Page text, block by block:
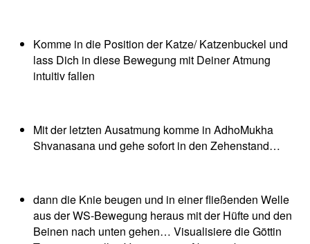
Komme in die Position der Katze/ Katzenbuckel und
lass Dich in diese Bewegung mit Deiner Atmung
intuitiv fallen
Mit der letzten Ausatmung komme in AdhoMukha
Shvanasana und gehe sofort in den Zehenstand…
dann die Knie beugen und in einer fließenden Welle
aus der WS-Bewegung heraus mit der Hüfte und den
Beinen nach unten gehen… Visualisiere die Göttin